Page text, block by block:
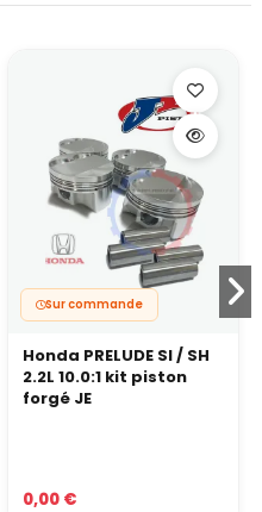
Sur commande
Honda PRELUDE SI / SH
2.2L 10.0:1 kit piston
forgé JE
0,00 €